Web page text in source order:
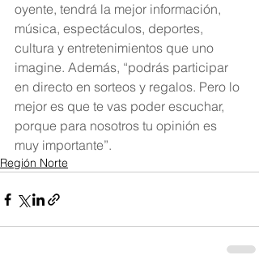
oyente, tendrá la mejor información,
música, espectáculos, deportes,
cultura y entretenimientos que uno
imagine. Además, “podrás participar
en directo en sorteos y regalos. Pero lo
mejor es que te vas poder escuchar,
porque para nosotros tu opinión es
muy importante”.
Región Norte